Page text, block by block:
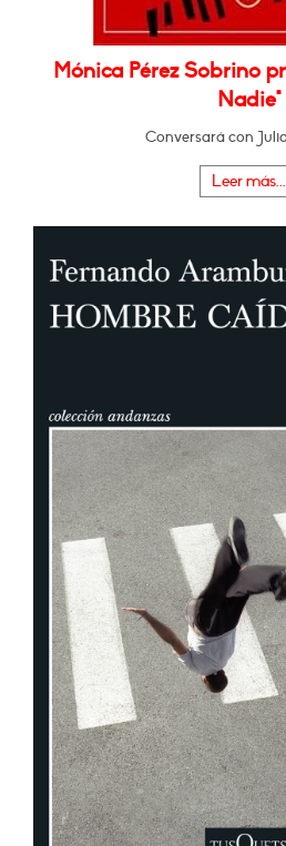
Mónica Pérez Sobrino
Nadie"
Conversará con
Leer más...